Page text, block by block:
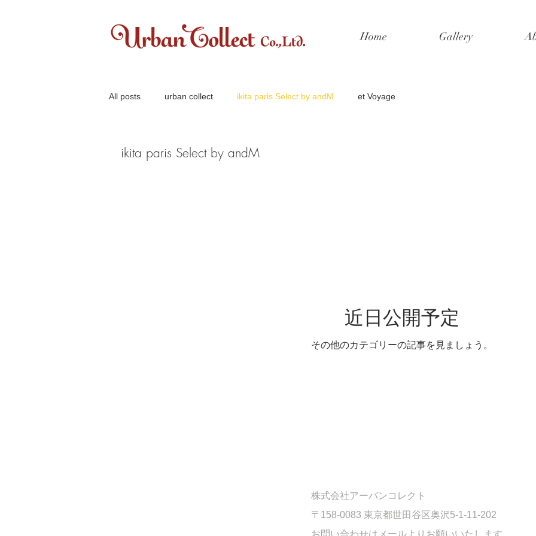
All posts urban collect ikita paris Select by andM et Voyage
ikita paris Select by andM
近日公開予定
その他のカテゴリーの記事を見ましょう。
Home Gallery
株式会社アーバンコレクト
〒158-0083 東京都世田谷区奥沢5-1-11-202
​お問い合わせはメールよりお願いいたします